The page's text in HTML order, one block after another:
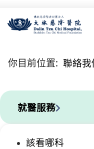
你目前位置: 聯絡我
就醫服務
該看哪科